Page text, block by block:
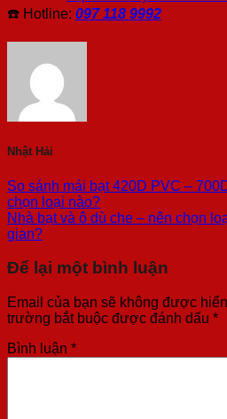
☎️ Hotline: 097 118 9992
Nhật Hải
So sánh mái bạt 420D PVC –
chọn loại nào?
Nhà bạt và ô dù che – nên chọn
gian?
Để lại một bình luận
Email của bạn sẽ không được
trường bắt buộc được đánh dấu *
Bình luận *